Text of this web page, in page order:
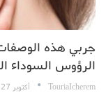
جربي هذه
الرؤوس السوداء
TouriaIcherem أكتوبر 27, 2017